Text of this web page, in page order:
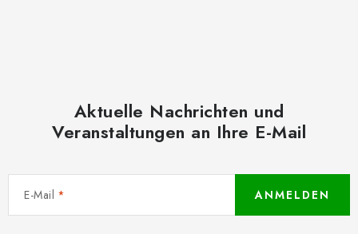
Aktuelle Nachrichten und
Veranstaltungen an Ihre E-Mail
E-Mail ANMELDEN